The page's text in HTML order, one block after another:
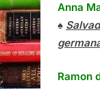
Anna
♠
Ramon